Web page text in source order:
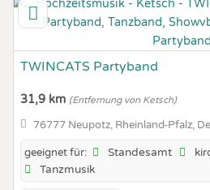
TWINCATS Partyband
31,9 km (Entfernung von Ketsch)
76777 Neupotz, Rheinland-Pfalz,
geeignet für: Standesamt
Tanzmusik